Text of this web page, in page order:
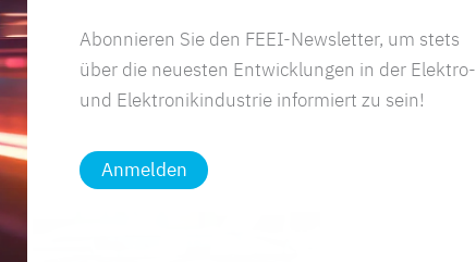
Abonnieren Sie den FEEI-Newsletter, um stets
über die neuesten Entwicklungen in der Elektro-
und Elektronikindustrie informiert zu sein!
Anmelden